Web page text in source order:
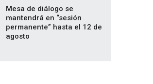
Mesa de diálogo se
mantendrá en “sesión
permanente” hasta el 12 de
agosto